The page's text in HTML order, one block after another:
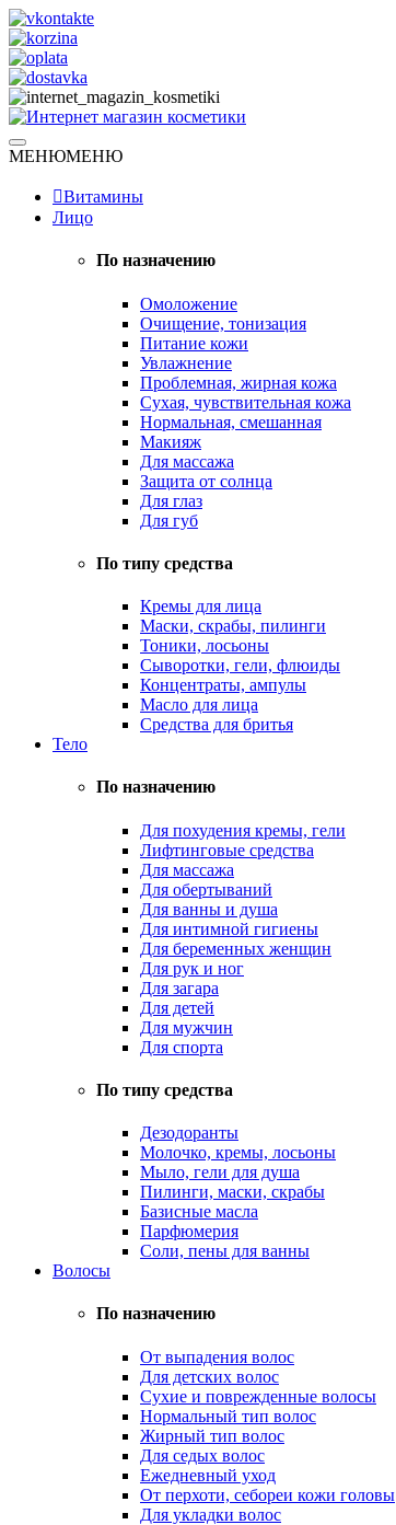
Skip
to
content
Интернет магазин косметики
Натуральная косметика
МЕНЮМЕНЮ
Витамины
Лицо
По назначению
Омоложение
Очищение, тонизация
Питание кожи
Увлажнение
Проблемная, жирная кожа
Сухая, чувствительная кожа
Нормальная, смешанная
Макияж
Для массажа
Защита от солнца
Для глаз
Для губ
По типу средства
Кремы для лица
Маски, скрабы, пилинги
Тоники, лосьоны
Сыворотки, гели, флюиды
Концентраты, ампулы
Масло для лица
Средства для бритья
Тело
По назначению
Для похудения кремы, гели
Лифтинговые средства
Для массажа
Для обертываний
Для ванны и душа
Для интимной гигиены
Для беременных женщин
Для рук и ног
Для загара
Для детей
Для мужчин
Для спорта
По типу средства
Дезодоранты
Молочко, кремы, лосьоны
Мыло, гели для душа
Пилинги, маски, скрабы
Базисные масла
Парфюмерия
Соли, пены для ванны
Волосы
По назначению
От выпадения волос
Для детских волос
Сухие и поврежденные волосы
Нормальный тип волос
Жирный тип волос
Для седых волос
Ежедневный уход
От перхоти, себореи кожи головы
Для укладки волос